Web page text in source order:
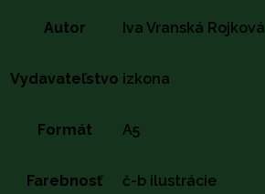
Autor Iva Vranská Rojková
Vydavateľstvo izkona
Formát A5
Farebnosť č-b ilustrácie